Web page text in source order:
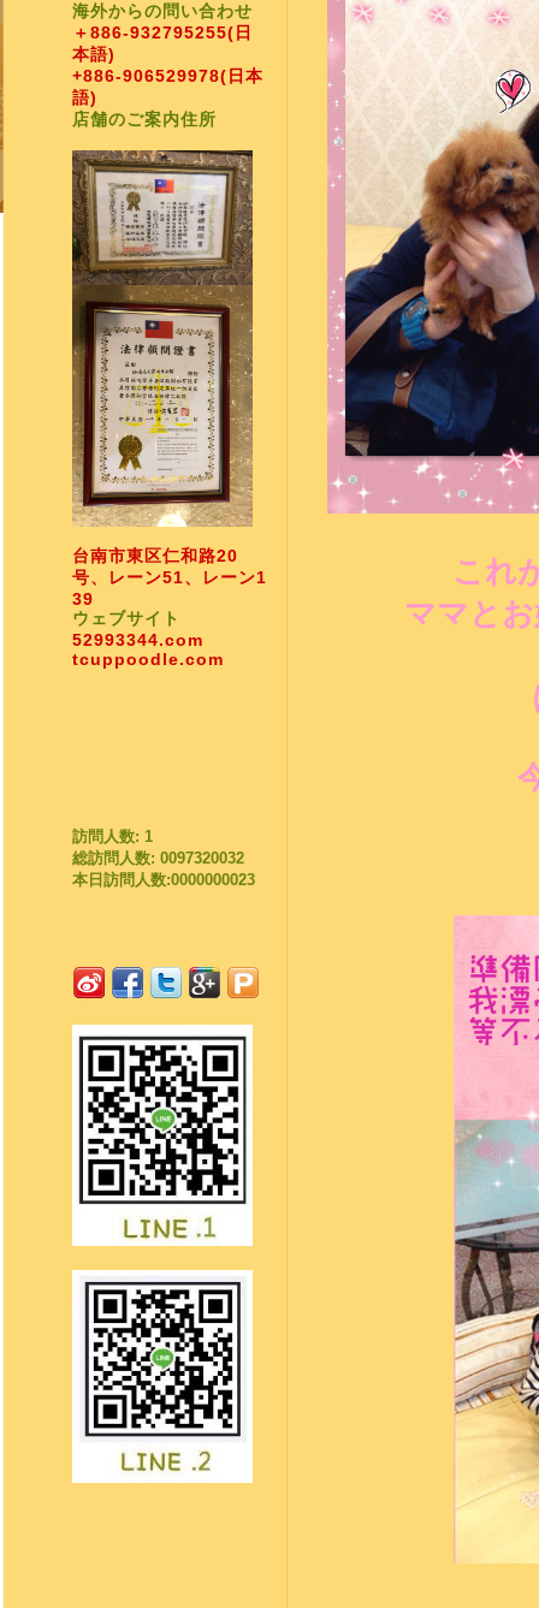
海外からの問い合わせ
＋886-932795255(日
本語)
+886-906529978(日本
語)
店舗のご案内住所
台南市東区仁和路20
号、レーン51、レーン1
39
ウェブサイト
52993344.com
tcuppoodle.com
訪問人数: 1
総訪問人数: 0097320032
本日訪問人数:0000000023
これ
ママと